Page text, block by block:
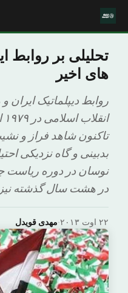
تحلیلی بر روابط
های اخیر
روابط دیپلماتیک ایران
تاکنون شاهد فراز و
بدبینی و گاه نزدیکی
نوسان در دوره ریاست
در هشت سال گذشته
مهدی قویدل· ۲۲ اوت ۲۰۱۳